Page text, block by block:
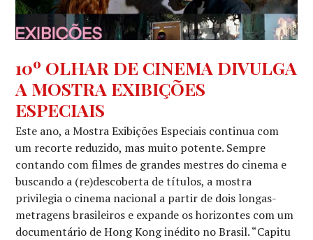
NOTÍCIAS ,
NOTÍCIAS
DE
FILMES
10º OLHAR DE CINEMA DIVULGA
A MOSTRA EXIBIÇÕES
ESPECIAIS
Este ano, a Mostra Exibições Especiais continua com
um recorte reduzido, mas muito potente. Sempre
contando com filmes de grandes mestres do cinema e
buscando a (re)descoberta de títulos, a mostra
privilegia o cinema nacional a partir de dois longas-
metragens brasileiros e expande os horizontes com um
documentário de Hong Kong inédito no Brasil. “Capitu